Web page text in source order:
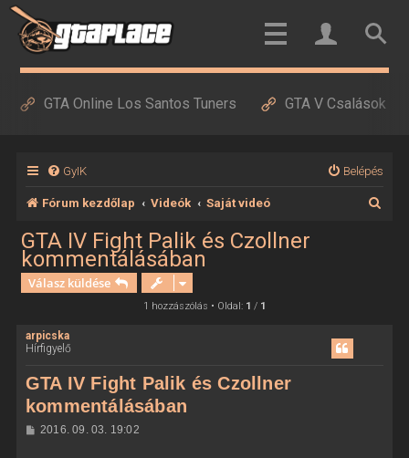
GTA Online Los Santos Tuners GTA V Csalások
GyIK Belépés
Fórum kezdőlap Videók Saját videó
GTA IV Fight Palik és Czollner
kommentálásában
Válasz küldése
1 hozzászólás • Oldal: 1 / 1
arpicska
Hírfigyelő
GTA IV Fight Palik és Czollner
kommentálásában
H
2016. 09. 03. 19:02